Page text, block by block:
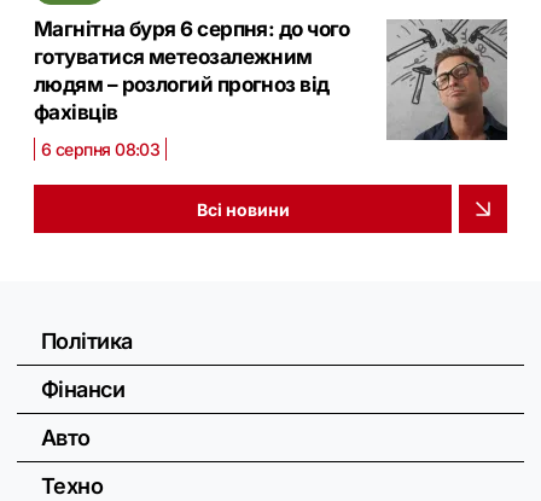
Магнітна буря 6 серпня: до чого
готуватися метеозалежним
людям – розлогий прогноз від
фахівців
6 серпня 08:03
Всі новини
Політика
Фінанси
Авто
Техно